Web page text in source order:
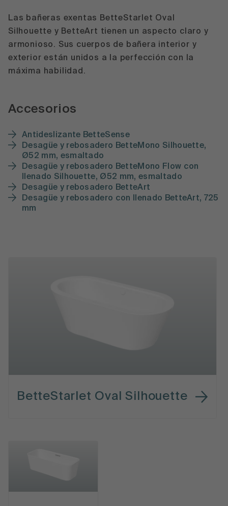
Las bañeras exentas BetteStarlet Oval
Silhouette y BetteArt tienen un aspecto claro y
armonioso. Sus cuerpos de bañera interior y
exterior están unidos a la perfección con la
máxima habilidad.
Accesorios
Antideslizante BetteSense
Desagüe y rebosadero BetteMono Silhouette,
Ø52 mm, esmaltado
Desagüe y rebosadero BetteMono Flow con
llenado Silhouette, Ø52 mm, esmaltado
Desagüe y rebosadero BetteArt
Desagüe y rebosadero con Ilenado BetteArt, 725
mm
BetteStarlet Oval Silhouette